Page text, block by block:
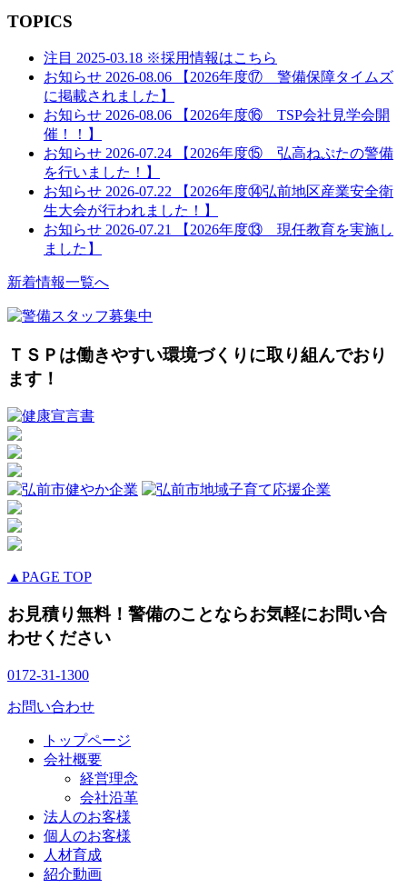
TOPICS
注目 2025-03.18 ※採用情報はこちら
お知らせ 2026-08.06
【2026年度⑰ 警備保障タイムズ
に掲載されました】
お知らせ 2026-08.06
【2026年度⑯ TSP会社見学会開
催！！】
お知らせ 2026-07.24
【2026年度⑮ 弘高ねぷたの警備
を行いました！】
お知らせ 2026-07.22
【2026年度⑭弘前地区産業安全衛
生大会が行われました！】
お知らせ 2026-07.21
【2026年度⑬ 現任教育を実施し
ました】
新着情報一覧へ
ＴＳＰは働きやすい環境づくりに取り組んでおり
ます！
▲PAGE TOP
お見積り無料！警備のことならお気軽にお問い合
わせください
0172-31-1300
お問い合わせ
トップページ
会社概要
経営理念
会社沿革
法人のお客様
個人のお客様
人材育成
紹介動画